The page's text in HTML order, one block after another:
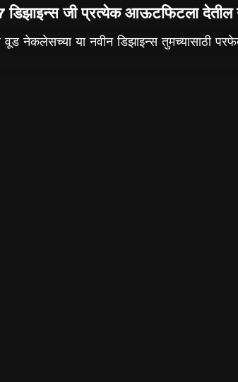
जी प्रत्येक आऊटफिटला देतील
नेकलेसच्या या नवीन डिझाइन्स तुमच्यासाठी